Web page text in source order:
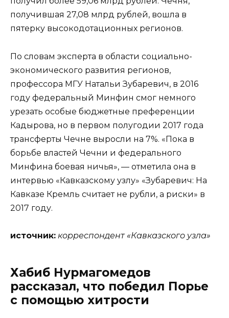
получившая 27,08 млрд рублей, вошла в
пятерку высокодотационных регионов.
По словам эксперта в области социально-
экономического развития регионов,
профессора МГУ Натальи Зубаревич, в 2016
году федеральный Минфин смог немного
урезать особые бюджетные преференции
Кадырова, но в первом полугодии 2017 года
трансферты Чечне выросли на 7%. «Пока в
борьбе властей Чечни и федерального
Минфина боевая ничья», — отметила она в
интервью «Кавказскому узлу» «Зубаревич: На
Кавказе Кремль считает не рубли, а риски» в
2017 году.
источник: корреспондент «Кавказского узла»
Хабиб Нурмагомедов
рассказал, что победил Порье
с помощью хитрости